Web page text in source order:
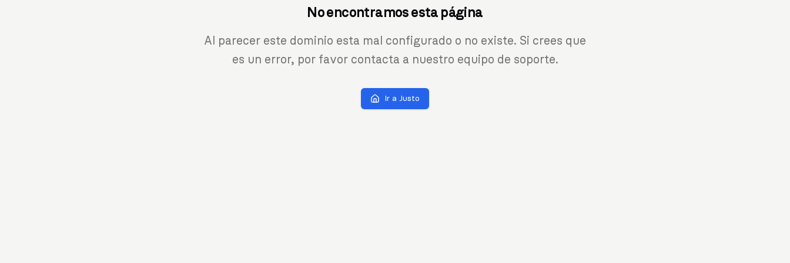
No encontramos esta página
Al parecer este dominio esta mal configurado o no existe. Si crees que
es un error, por favor contacta a nuestro equipo de soporte.
Ir a Justo